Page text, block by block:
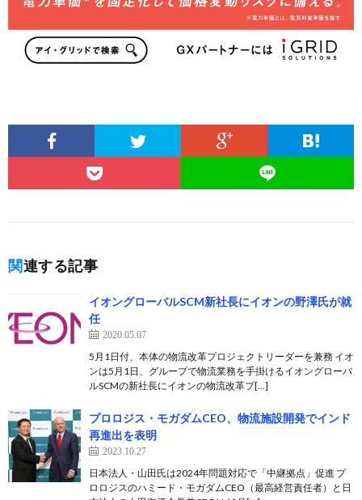
関連する記事
イオングローバルSCM新社長にイオンの野澤氏が就
任
2020.05.07
5月1日付、本体の物流改革プロジェクトリーダーを兼務 イオ
ンは5月1日、グループで物流業務を手掛けるイオングローバ
ルSCMの新社長にイオンの物流改革プ[…]
プロロジス・モガダムCEO、物流施設開発でインド
再進出を表明
2023.10.27
日本法人・山田氏は2024年問題対応で「中継拠点」促進 プ
ロロジスのハミード・モガダムCEO（最高経営責任者）と日